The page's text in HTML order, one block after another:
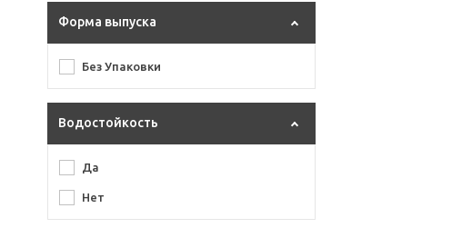
Форма выпуска
Без Упаковки
Водостойкость
Да
Нет